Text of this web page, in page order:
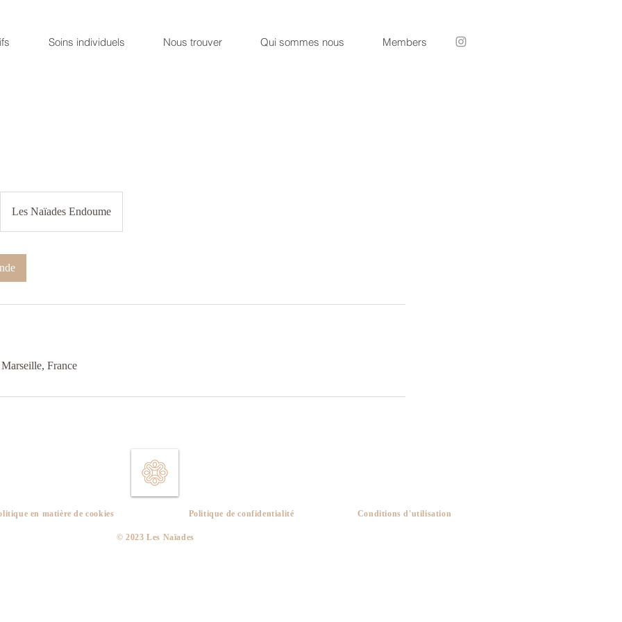
Soins individuels Nous trouver Qui sommes nous Members
Les Naïades Endoume
France
en matière de cookies Politique de confidentialité Conditions d'utilisation
​© 2023 Les Naïades